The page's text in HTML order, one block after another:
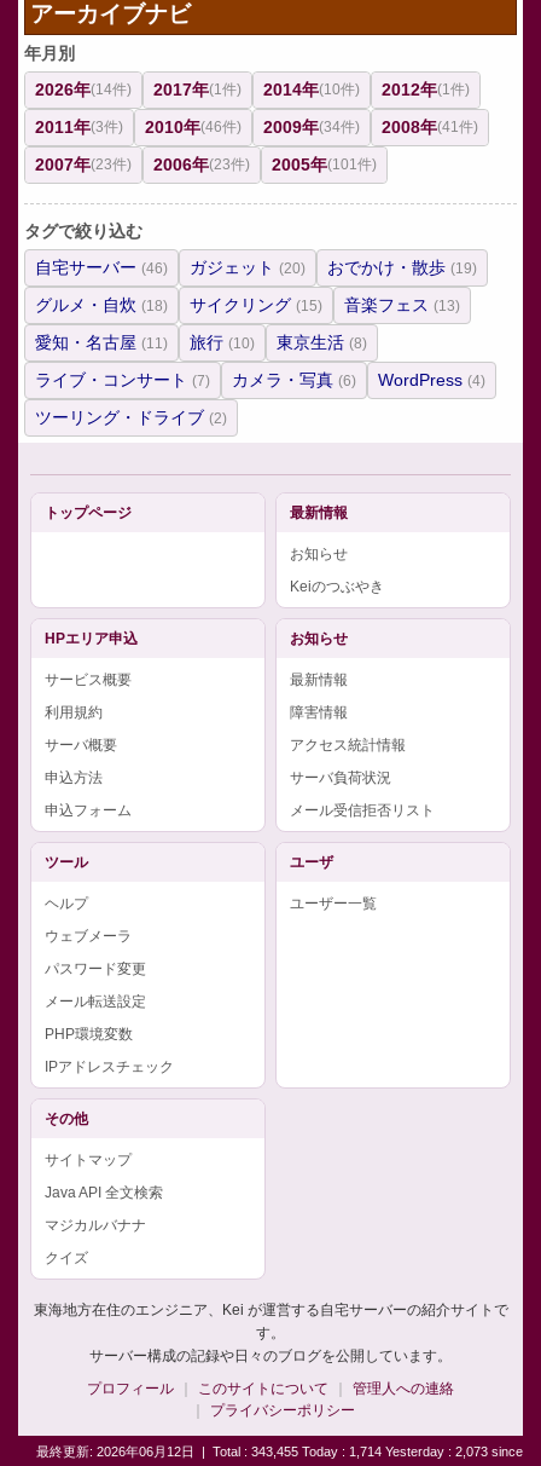
アーカイブナビ
年月別
2026年(14件) 2017年(1件) 2014年(10件) 2012年(1件)
2011年(3件) 2010年(46件) 2009年(34件) 2008年(41件)
2007年(23件) 2006年(23件) 2005年(101件)
タグで絞り込む
自宅サーバー (46) ガジェット (20) おでかけ・散歩 (19)
グルメ・自炊 (18) サイクリング (15) 音楽フェス (13)
愛知・名古屋 (11) 旅行 (10) 東京生活 (8)
ライブ・コンサート (7) カメラ・写真 (6) WordPress (4)
ツーリング・ドライブ (2)
トップページ 最新情報
お知らせ
Keiのつぶやき
HPエリア申込
サービス概要
利用規約
サーバ概要
申込方法
申込フォーム
お知らせ
最新情報
障害情報
アクセス統計情報
サーバ負荷状況
メール受信拒否リスト
ツール
ヘルプ
ウェブメーラ
パスワード変更
メール転送設定
PHP環境変数
IPアドレスチェック
ユーザ
ユーザー一覧
その他
サイトマップ
Java API 全文検索
マジカルバナナ
クイズ
東海地方在住のエンジニア、Kei が運営する自宅サーバーの紹介サイトで
す。
サーバー構成の記録や日々のブログを公開しています。
プロフィール
このサイトについて
管理人への連絡
プライバシーポリシー
最終更新: 2026年06月12日 | Total : 343,455 Today : 1,714 Yesterday : 2,073 since